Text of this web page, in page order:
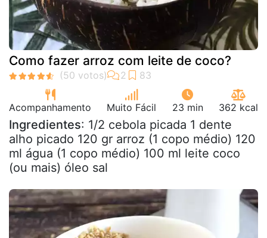
Como fazer arroz com leite de coco?
Acompanhamento Muito Fácil 23 min 362 kcal
Ingredientes: 1/2 cebola picada 1 dente
alho picado 120 gr arroz (1 copo médio) 120
ml água (1 copo médio) 100 ml leite coco
(ou mais) óleo sal